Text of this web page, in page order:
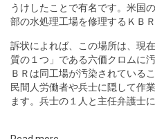
うけしたことで有名です。米国
部の水処理工場を修理するＫＢ
訴状によれば、この場所は、現
質の１つ」である六価クロムに
ＢＲは同工場が汚染されている
民間人労働者や兵士に隠して作
ます。兵士の１人と主任弁護士